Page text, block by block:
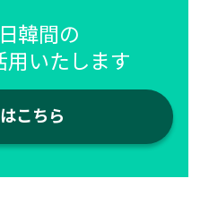
韓間の
いたします
こちら